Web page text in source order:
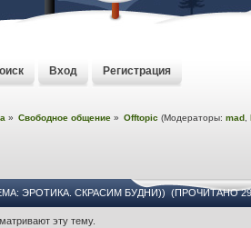
Вход Регистрация
» Свободное общение » Offtopic (Модераторы:mad ,
ЭРОТИКА. СКРАСИМ БУДНИ)) (ПРОЧИТАНО
эту тему.